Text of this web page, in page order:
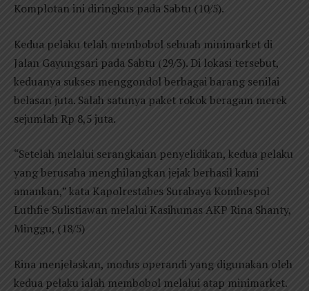
Komplotan ini diringkus pada Sabtu (10/5).
Kedua pelaku telah membobol sebuah minimarket di
Jalan Gayungsari pada Sabtu (29/3). Di lokasi tersebut,
keduanya sukses menggondol berbagai barang senilai
belasan juta. Salah satunya paket rokok beragam merek
sejumlah Rp 8,5 juta.
“Setelah melalui serangkaian penyelidikan, kedua pelaku
yang berusaha menghilangkan jejak berhasil kami
amankan,” kata Kapolrestabes Surabaya Kombespol
Luthfie Sulistiawan melalui Kasihumas AKP Rina Shanty,
Minggu, (18/5)
Rina menjelaskan, modus operandi yang digunakan oleh
kedua pelaku ialah membobol melalui atap minimarket.